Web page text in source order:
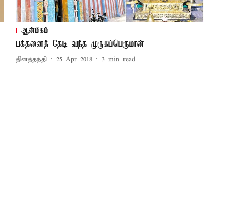
ஆன்மிகம்
பக்தனைத் தேடி வந்த முருகப்பெருமான்
தினத்தந்தி 25 Apr 2018 3 min read